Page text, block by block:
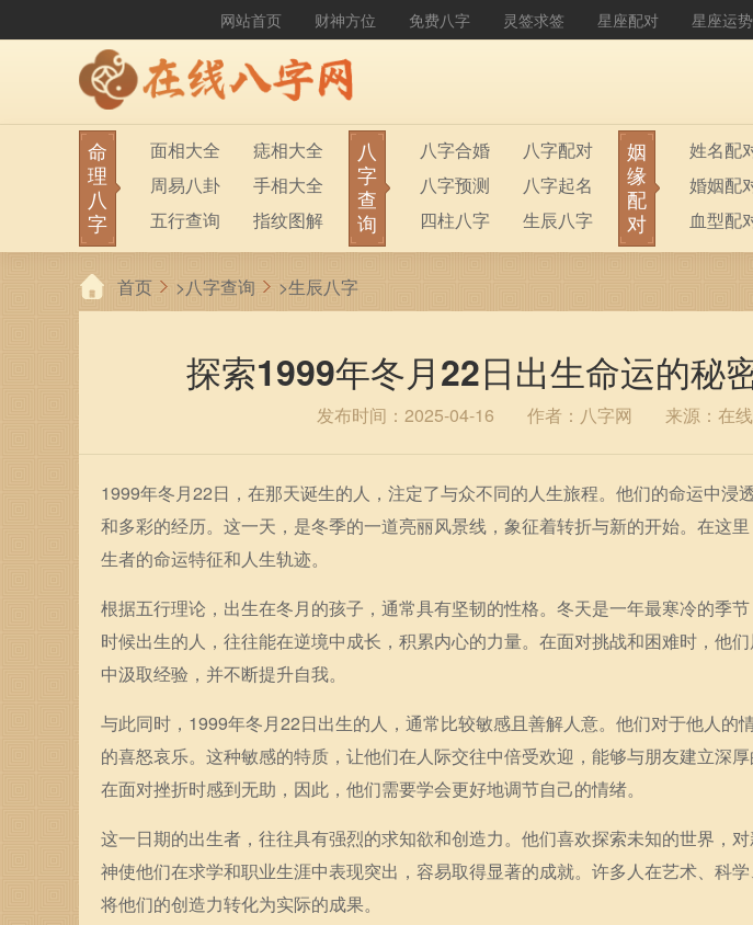
网站首页 财神方位 免费八字 灵签求签 星座配对 星座运势
命
理
八
字
面相大全
痣相大全
周易八卦
手相大全
五行查询
指纹图解
生男生女
称骨算命
前世今生
塔罗占卜
八
字
查
询
八字合婚
八字配对
八字预测
八字起名
四柱八字
生辰八字
六十甲子
八字排盘
姻
缘
配
对
姓名配
婚姻配
血型配
首页 >八字查询 >生辰八字
探索1999年冬月22日出生命运的秘
发布时间：2025-04-16 作者：八字网 来源：在
1999年冬月22日，在那天诞生的人，注定了与众不同的人生旅程。他们的命运中浸
和多彩的经历。这一天，是冬季的一道亮丽风景线，象征着转折与新的开始。在这
生者的命运特征和人生轨迹。
根据五行理论，出生在冬月的孩子，通常具有坚韧的性格。冬天是一年最寒冷的季
时候出生的人，往往能在逆境中成长，积累内心的力量。在面对挑战和困难时，他
中汲取经验，并不断提升自我。
与此同时，1999年冬月22日出生的人，通常比较敏感且善解人意。他们对于他人的
的喜怒哀乐。这种敏感的特质，让他们在人际交往中倍受欢迎，能够与朋友建立深
在面对挫折时感到无助，因此，他们需要学会更好地调节自己的情绪。
这一日期的出生者，往往具有强烈的求知欲和创造力。他们喜欢探索未知的世界，
神使他们在求学和职业生涯中表现突出，容易取得显著的成就。许多人在艺术、科
将他们的创造力转化为实际的成果。